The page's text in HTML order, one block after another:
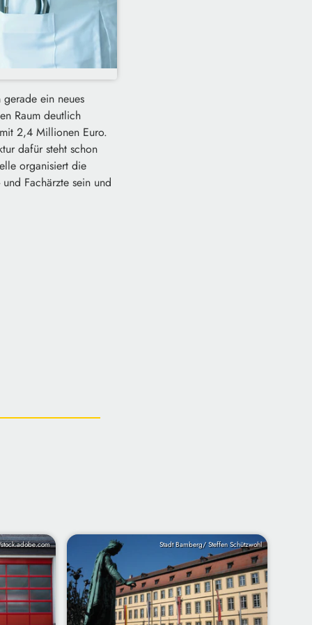
ein neues
Raum deutlich
2,4 Millionen Euro.
dafür steht schon
organisiert die
Fachärzte sein und
Stadt Bamberg/ Steffen Schützwohl